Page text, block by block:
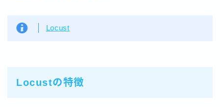
Locust
Locustの特徴